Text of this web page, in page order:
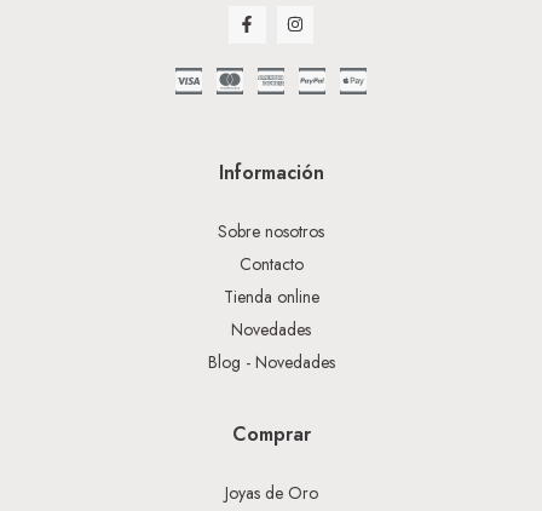
Información
Sobre nosotros
Contacto
Tienda online
Novedades
Blog - Novedades
Comprar
Joyas de Oro